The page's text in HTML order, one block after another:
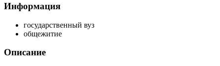
Информация
государственный вуз
общежитие
Описание